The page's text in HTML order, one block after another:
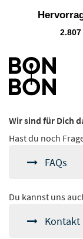
2.807
Wir sind für Dich
Hast du noch
FAQs
Du kannst uns
Kontakt